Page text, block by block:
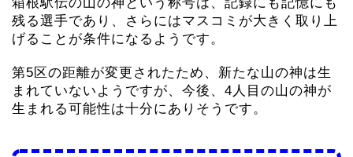
残る選手であり、さらにはマスコミが大きく取り上
げることが条件になるようです。
第5区の距離が変更されたため、新たな山の神は生
まれていないようですが、今後、4人目の山の神が
生まれる可能性は十分にありそうです。